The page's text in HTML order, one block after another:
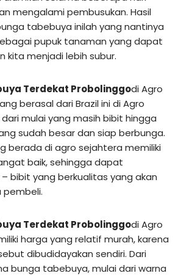
mengalami pembusukan. Hasil
tabebuya inilah yang nantinya
pupuk tanaman yang dapat
menjadi lebih subur.
Terdekat Probolinggodi Agro
berasal dari Brazil ini di Agro
mulai yang masih bibit hingga
sudah besar dan siap berbunga.
berada di agro sejahtera memiliki
baik, sehingga dapat
bibit yang berkualitas yang akan
pembeli.
Terdekat Probolinggodi Agro
harga yang relatif murah, karena
dibudidayakan sendiri. Dari
bunga tabebuya, mulai dari warna